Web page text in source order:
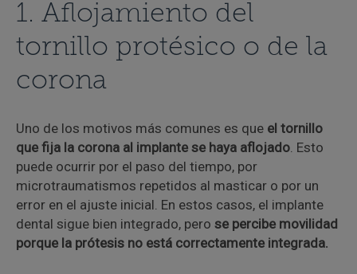
1. Aflojamiento del
tornillo protésico o de la
corona
Uno de los motivos más comunes es que el tornillo
que fija la corona al implante se haya aflojado. Esto
puede ocurrir por el paso del tiempo, por
microtraumatismos repetidos al masticar o por un
error en el ajuste inicial. En estos casos, el implante
dental sigue bien integrado, pero se percibe movilidad
porque la prótesis no está correctamente integrada.